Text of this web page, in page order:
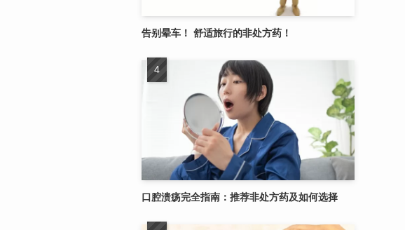
告别晕车！ 舒适旅行的非处方药！
口腔溃疡完全指南：推荐非处方药及如何选择